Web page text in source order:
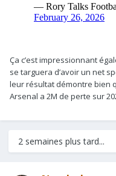
Ça c’est impressionnant
se targuera d’avoir un net
leur résultat démontre bien
Arsenal a 2M de perte sur
2 semaines plus tard...